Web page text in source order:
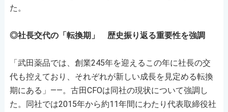
た。
◎社長交代の「転換期」 歴史振り返る重要性を強調
「武田薬品では、創業245年を迎えるこの年に社長の交
代も控えており、それぞれが新しい成長を見定める転換
期にある」――。古田CFOは同社の現状について強調し
た。同社では2015年から約11年間にわたり代表取締役社